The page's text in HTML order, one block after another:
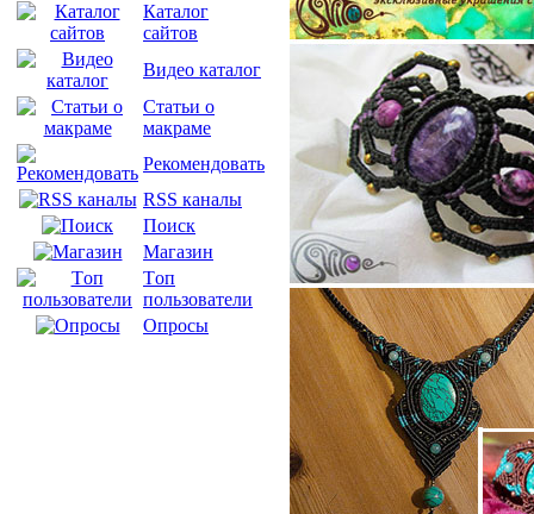
Каталог
сайтов
Видео каталог
Статьи о
макраме
Рекомендовать
RSS каналы
Поиск
Магазин
Tоп
пользователи
Опросы